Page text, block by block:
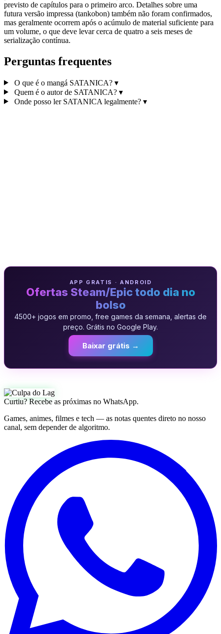
previsto de capítulos para o primeiro arco. Detalhes sobre uma
futura versão impressa (tankobon) também não foram confirmados,
mas geralmente ocorrem após o acúmulo de material suficiente para
um volume, o que deve levar cerca de quatro a seis meses de
serialização contínua.
Perguntas frequentes
O que é o mangá SATANICA? ▾
Quem é o autor de SATANICA? ▾
Onde posso ler SATANICA legalmente? ▾
APP GRATIS · ANDROID
Ofertas Steam/Epic todo dia no
bolso
4500+ jogos em promo, free games da semana, alertas de
preço. Grátis no Google Play.
Baixar grátis →
Curtiu? Recebe as próximas no WhatsApp.
Games, animes, filmes e tech — as notas quentes direto no nosso
canal, sem depender de algoritmo.